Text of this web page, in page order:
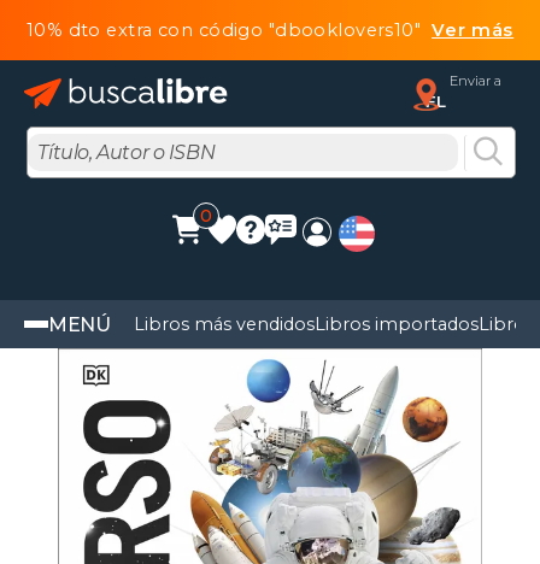
10% dto extra con código "dbooklovers10"Ver más
Enviar a
FL
0
MENÚ Libros más vendidosLibros importadosLibros